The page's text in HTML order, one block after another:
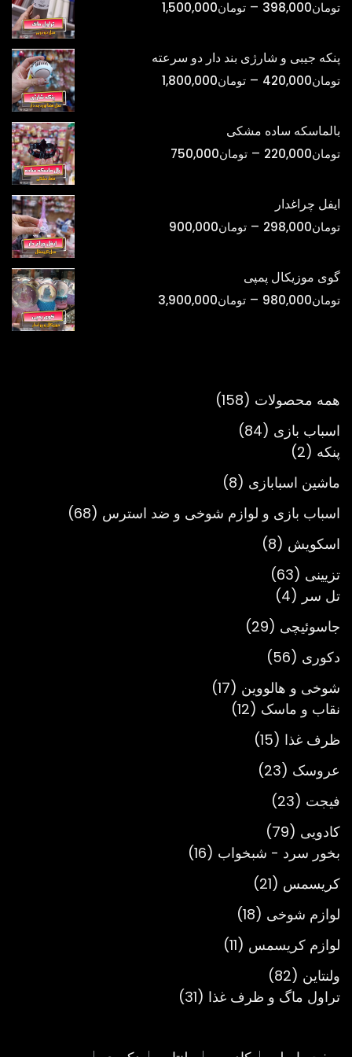
تومان398,000
– تومان1,500,000محدوده
پنکه جیبی و شارژی بند دار دو سرعته
تومان420,000
– تومان1,800,000محدوده
تومان420,000
بالماسکه ساده مشکی
تومان220,000
– تومان750,000
تومان750,000
ایفل چراغدار
تومان298,000
– تومان900,000
تومان900,000
گوی موزیکال پمپی
تومان980,000
– تومان3,900,000
همه محصولات
158
158
اسباب بازی 84
84
پنکه 2
2
محصول
ماشین اسبابازی 8
8
اسباب بازی و لوازم شوخی و ضد استرس 68
68
اسکویش 8
8
تزیینی 63
63
محصول
تل سر 4
4
محصول
جاسوئیچی 29
29
دکوری 56
56
محصول
شوخی و هالووین 17
17
نقاب و ماسک 12
12
ظرف غذا 15
15
محصول
عروسک 23
23
فیجت 23
23
محصول
کادویی 79
79
محصول
بخور سرد - شبخواب 16
16
کریسمس 21
21
محصول
لوازم شوخی 18
18
محصول
لوازم کریسمس 11
11
ولنتاین 82
82
محصول
تراول ماگ و ظرف غذا 31
31